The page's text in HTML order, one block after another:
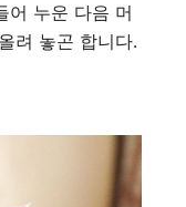
어 누운 다음 머
려 놓곤 합니다.